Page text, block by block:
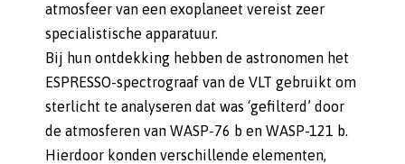
atmosfeer van een exoplaneet vereist zeer
specialistische apparatuur.
Bij hun ontdekking hebben de astronomen het
ESPRESSO-spectrograaf van de VLT gebruikt om
sterlicht te analyseren dat was ‘gefilterd’ door
de atmosferen van WASP-76 b en WASP-121 b.
Hierdoor konden verschillende elementen,